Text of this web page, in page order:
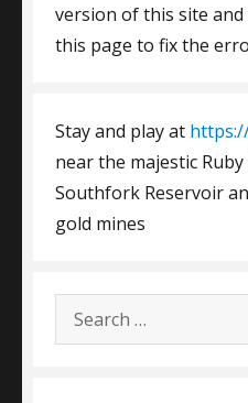
version of this site
this page to fix the
Stay and play at
near the majestic
Southfork Reservoir
gold mines
Search
for: